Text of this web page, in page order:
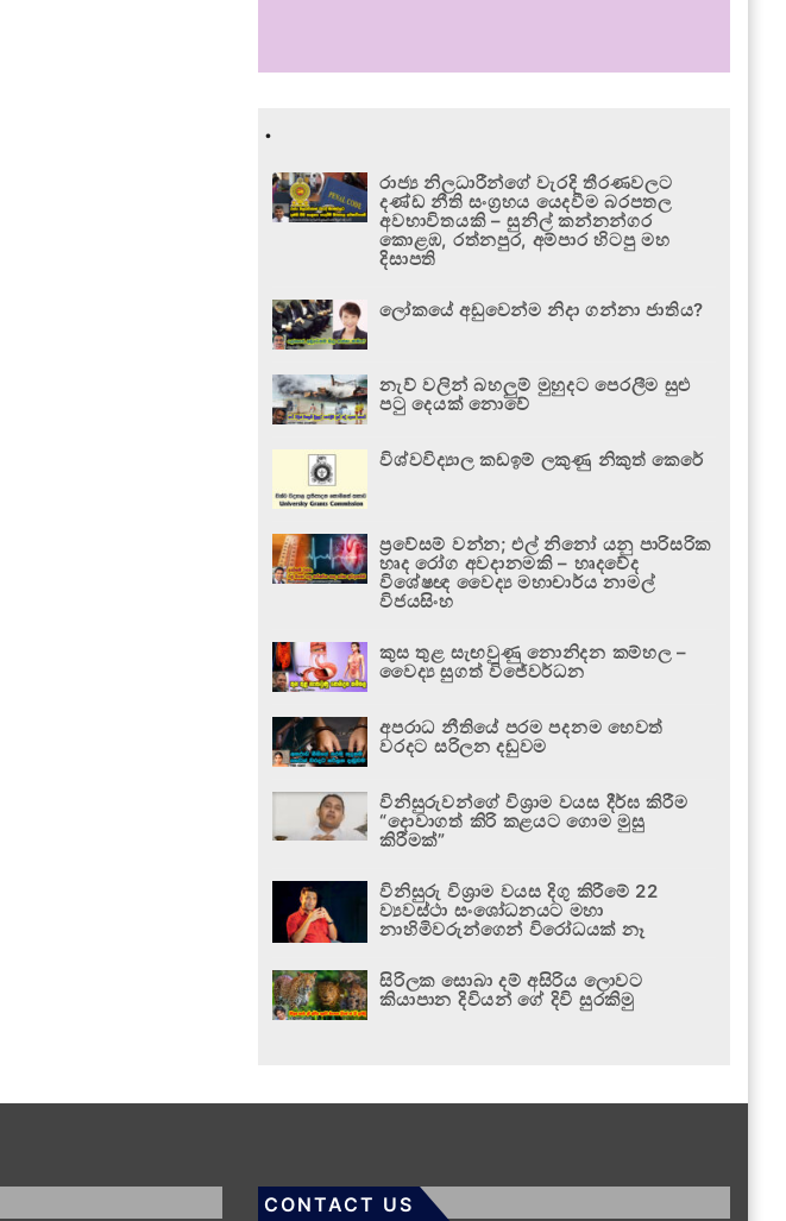
.
රාජ්‍ය නිලධාරීන්ගේ වැරදි තීරණවලට
දණ්ඩ නීති සංග්‍රහය යෙදවීම බරපතල
අවභාවිතයකි – සුනිල් කන්නන්ගර
කොළඹ, රත්නපුර, අම්පාර හිටපු මහ
දිසාපති
ලෝකයේ අඩුවෙන්ම නිදා ගන්නා ජාතිය?
නැව් වලින් බහලුම් මුහුදට පෙරලීම සුළු
පටු දෙයක් නොවේ
විශ්වවිද්‍යාල කඩඉම් ලකුණු නිකුත් කෙරේ
ප්‍රවේසම් වන්න; එල් නිනෝ යනු පාරිසරික
හෘද රෝග අවදානමකි – හෘදවේද
විශේෂඥ වෛද්‍ය මහාචාර්ය නාමල්
විජයසිංහ
කුස තුළ සැඟවුණු නොනිදන කම්හල –
වෛද්‍ය සුගත් විජේවර්ධන
අපරාධ නීතියේ පරම පදනම හෙවත්
වරදට සරිලන දඬුවම
විනිසුරුවන්ගේ විශ්‍රාම වයස දීර්ඝ කිරීම
“දොවාගත් කිරි කළයට ගොම මුසු
කිරීමක්”
විනිසුරු විශ්‍රාම වයස දිගු කිරීමේ 22
ව්‍යවස්ථා සංශෝධනයට මහා
නාහිමිවරුන්ගෙන් විරෝධයක් නෑ
සිරිලක සොබා දම් අසිරිය ලොවට
කියාපාන දිවියන් ගේ දිවි සුරකිමු
CONTACT US